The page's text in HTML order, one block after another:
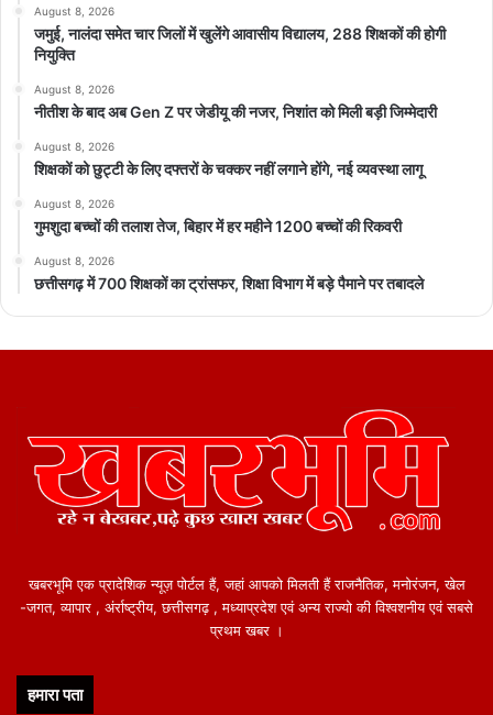
August 8, 2026
जमुई, नालंदा समेत चार जिलों में खुलेंगे आवासीय विद्यालय, 288 शिक्षकों की होगी
नियुक्ति
August 8, 2026
नीतीश के बाद अब Gen Z पर जेडीयू की नजर, निशांत को मिली बड़ी जिम्मेदारी
August 8, 2026
शिक्षकों को छुट्टी के लिए दफ्तरों के चक्कर नहीं लगाने होंगे, नई व्यवस्था लागू
August 8, 2026
गुमशुदा बच्चों की तलाश तेज, बिहार में हर महीने 1200 बच्चों की रिकवरी
August 8, 2026
छत्तीसगढ़ में 700 शिक्षकों का ट्रांसफर, शिक्षा विभाग में बड़े पैमाने पर तबादले
खबरभूमि एक प्रादेशिक न्यूज़ पोर्टल हैं, जहां आपको मिलती हैं राजनैतिक, मनोरंजन, खेल
-जगत, व्यापार , अंर्राष्ट्रीय, छत्तीसगढ़ , मध्याप्रदेश एवं अन्य राज्यो की विश्वशनीय एवं सबसे
प्रथम खबर ।
हमारा पता